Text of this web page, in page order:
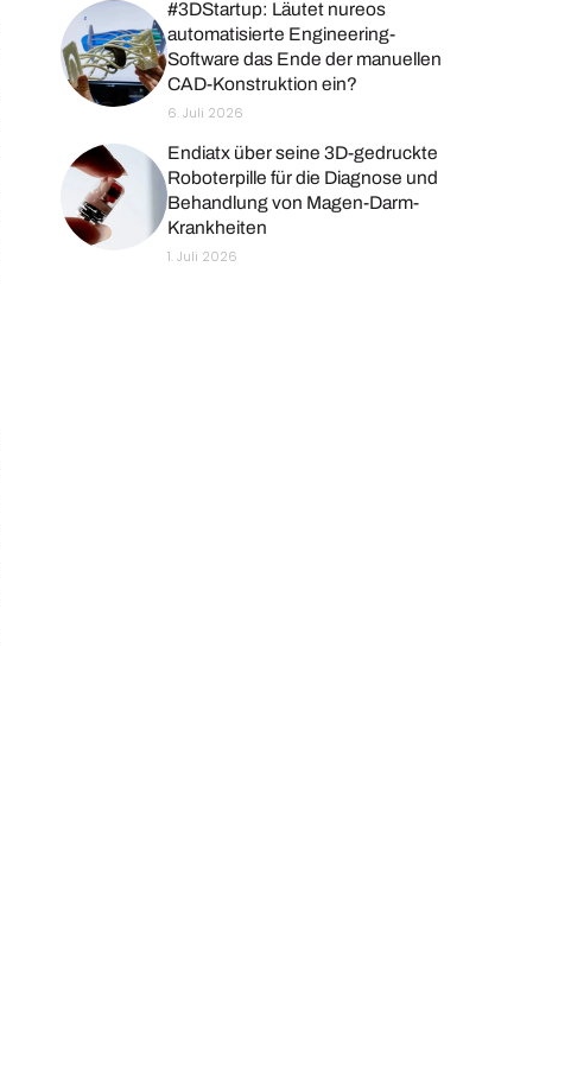
#3DStartup: Läutet nureos
automatisierte Engineering-
Software das Ende der manuellen
CAD-Konstruktion ein?
6. Juli 2026
Endiatx über seine 3D-gedruckte
Roboterpille für die Diagnose und
Behandlung von Magen-Darm-
Krankheiten
1. Juli 2026